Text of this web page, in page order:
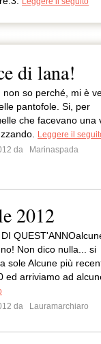
di lana!
non so perché, mi è
pantofole. Si, per
che facevano una
Leggere il
da
Marinaspada
2012
DI
Non dico nulla... si
sole Alcune più
ed arriviamo ad
da
Lauramarchiaro